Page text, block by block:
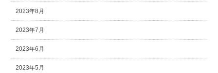
2023年8月
2023年7月
2023年6月
2023年5月